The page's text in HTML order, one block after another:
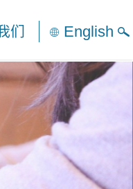
们 English